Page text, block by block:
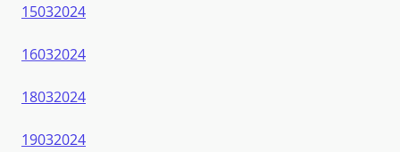
15032024
16032024
18032024
19032024